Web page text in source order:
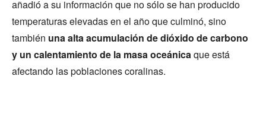
añadió a su información que no sólo se han producido
temperaturas elevadas en el año que culminó, sino
también una alta acumulación de dióxido de carbono
y un calentamiento de la masa oceánicaque está
afectando las poblaciones coralinas.